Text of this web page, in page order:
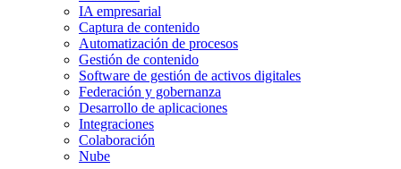
IA empresarial
Captura de contenido
Automatización de procesos
Gestión de contenido
Software de gestión de activos digitales
Federación y gobernanza
Desarrollo de aplicaciones
Integraciones
Colaboración
Nube